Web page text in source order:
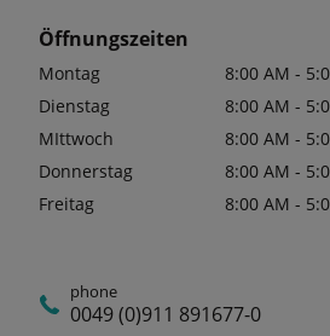
Öffnungszeiten
Montag
8:00 AM -
Dienstag
8:00 AM -
MIttwoch
8:00 AM -
Donnerstag
8:00 AM -
Freitag
8:00 AM -
phone
0049 (0)911 891677-0